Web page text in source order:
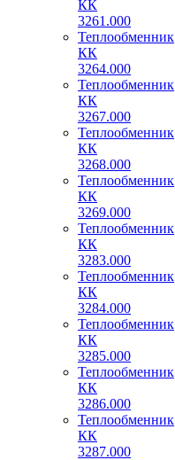
КК
3261.000
Теплообменник
КК
3264.000
Теплообменник
КК
3267.000
Теплообменник
КК
3268.000
Теплообменник
КК
3269.000
Теплообменник
КК
3283.000
Теплообменник
КК
3284.000
Теплообменник
КК
3285.000
Теплообменник
КК
3286.000
Теплообменник
КК
3287.000